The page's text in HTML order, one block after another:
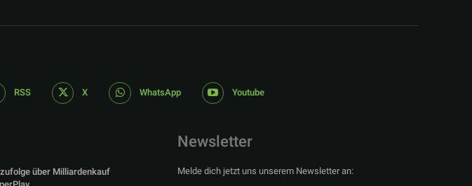
RSS X WhatsApp Youtube
über Milliardenkauf
Newsletter
Melde dich jetzt uns unserem Newsletter an: